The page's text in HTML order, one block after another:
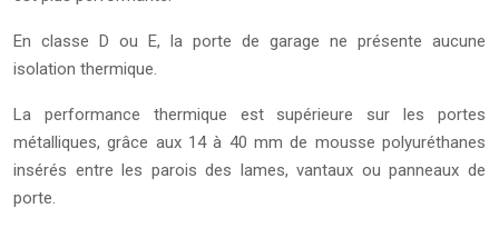
En classe D ou E, la porte de garage ne présente aucune
isolation thermique.
La performance thermique est supérieure sur les portes
métalliques, grâce aux 14 à 40 mm de mousse polyuréthanes
insérés entre les parois des lames, vantaux ou panneaux de
porte.